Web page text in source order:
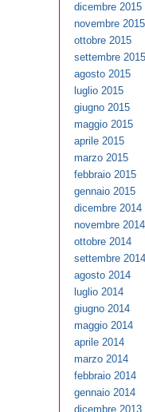
dicembre 2015
novembre 2015
ottobre 2015
settembre 2015
agosto 2015
luglio 2015
giugno 2015
maggio 2015
aprile 2015
marzo 2015
febbraio 2015
gennaio 2015
dicembre 2014
novembre 2014
ottobre 2014
settembre 2014
agosto 2014
luglio 2014
giugno 2014
maggio 2014
aprile 2014
marzo 2014
febbraio 2014
gennaio 2014
dicembre 2013